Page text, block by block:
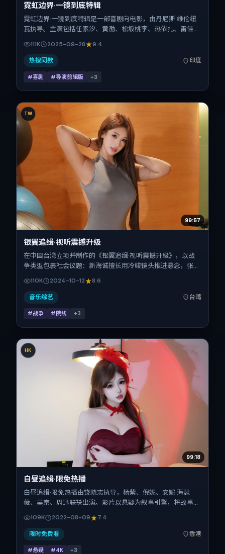
霓虹边界·一镜到底特辑
霓虹边界·一镜到底特辑是一部喜剧向电影，由丹尼斯·维伦纽
瓦执导。主演包括任素汐、黄渤、松坂桃李、热依扎、雷佳
见面，首映日期 2025-09-28，正片时长146分钟。
111K 2025-09-28 9.4
热搜同款 印度
#喜剧 #导演剪辑版 +3
TW
99:57
银翼追缉·视听震撼升级
在中国台湾立项并制作的《银翼追缉·视听震撼升级》，以战
争类型包裹社会议题：新海诚擅长用冷峻镜头推进悬念，张
上映时间：2024-10-12；片长123分钟；适合关注现实质感与
类型片结构的观众。
110K 2024-10-12 8.6
音乐综艺 台湾
#战争 #院线 +3
HK
99:18
白昼追缉·限免热播
白昼追缉·限免热播由饶晓志执导，杨紫、倪妮、安妮·海瑟
薇、吴京、周迅联袂出演。影片以悬疑为叙事引擎，将故事锚
转。2022年8月9日于中国香港首映（暑期档），片长146分
钟，适合喜欢强情节与细腻表演的观众。
109K 2022-08-09 7.4
限时免费看 香港
#悬疑 #4K +3